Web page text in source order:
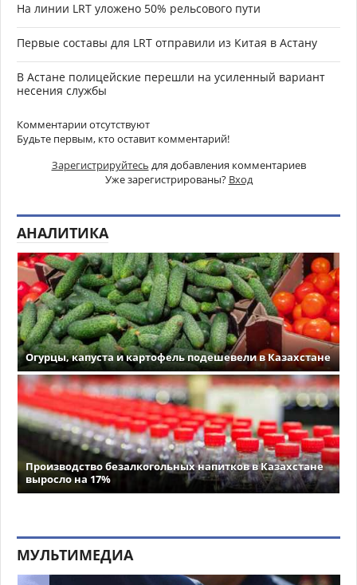
На линии LRT уложено 50% рельсового пути
Первые составы для LRT отправили из Китая в Астану
В Астане полицейские перешли на усиленный вариант
несения службы
Комментарии отсутствуют
Будьте первым, кто оставит комментарий!
Зарегистрируйтесь для добавления комментариев
Уже зарегистрированы? Вход
АНАЛИТИКА
Огурцы, капуста и картофель подешевели в Казахстане
Производство безалкогольных напитков в Казахстане
выросло на 17%
МУЛЬТИМЕДИА